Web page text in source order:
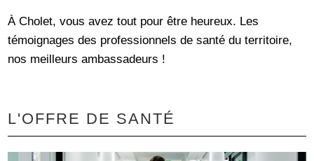
À Cholet, vous avez tout pour être heureux. Les
témoignages des professionnels de santé du territoire,
nos meilleurs ambassadeurs !
L'OFFRE DE SANTÉ